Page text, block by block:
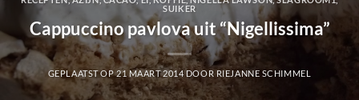
SUIKER
Cappuccino pavlova uit “Nigellissima”
GEPLAATST OP21 MAART 2014 DOOR RIEJANNE SCHIMMEL